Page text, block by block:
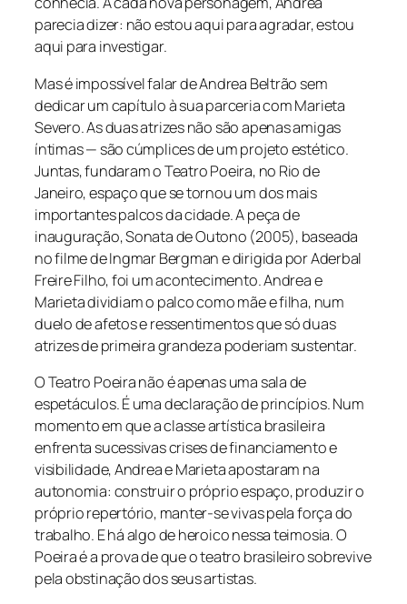
parecia dizer: não estou aqui para agradar, estou
aqui para investigar.
Mas é impossível falar de Andrea Beltrão sem
dedicar um capítulo à sua parceria com Marieta
Severo. As duas atrizes não são apenas amigas
íntimas — são cúmplices de um projeto estético.
Juntas, fundaram o Teatro Poeira, no Rio de
Janeiro, espaço que se tornou um dos mais
importantes palcos da cidade. A peça de
inauguração,Sonata de Outono (2005), baseada
no filme de Ingmar Bergman e dirigida por Aderbal
Freire Filho, foi um acontecimento. Andrea e
Marieta dividiam o palco como mãe e filha, num
duelo de afetos e ressentimentos que só duas
atrizes de primeira grandeza poderiam sustentar.
O Teatro Poeira não é apenas uma sala de
espetáculos. É uma declaração de princípios. Num
momento em que a classe artística brasileira
enfrenta sucessivas crises de financiamento e
visibilidade, Andrea e Marieta apostaram na
autonomia: construir o próprio espaço, produzir o
próprio repertório, manter-se vivas pela força do
trabalho. E há algo de heroico nessa teimosia. O
Poeira é a prova de que o teatro brasileiro sobrevive
pela obstinação dos seus artistas.